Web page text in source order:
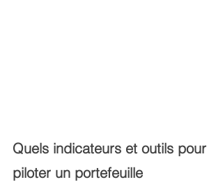
Quels indicateurs et outils pour
piloter un portefeuille